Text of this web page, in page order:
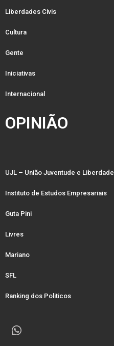
Liberdades Civis
Cultura
Gente
Iniciativas
Internacional
OPINIÃO
UJL – União Juventude e Liberdade
Instituto de Estudos Empresariais
Guta Pini
Livres
Mariano
SFL
Ranking dos Politicos